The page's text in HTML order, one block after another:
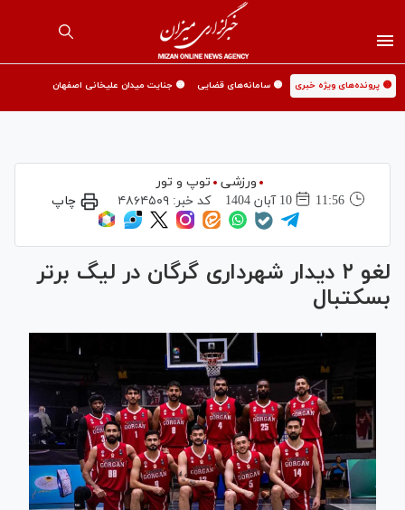
🟡 پرونده‌های ویژه خبری 🟡 سامانه‌های قضایی 🟡 جنایت میدان علیخانی اصفهان
ورزشی
توپ و تور
11:56
10 آبان 1404 کد خبر: ۴۸۶۴۵۰۹ چاپ
لغو ۲ دیدار شهرداری گرگان در لیگ برتر
بسکتبال